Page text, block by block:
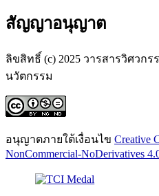
สัญญาอนุญาต
ลิขสิทธิ์ (c) 2025 วารสารวิศวก
นวัตกรรม
อนุญาตภายใต้เงื่อนไข Creative
NonCommercial-NoDerivatives